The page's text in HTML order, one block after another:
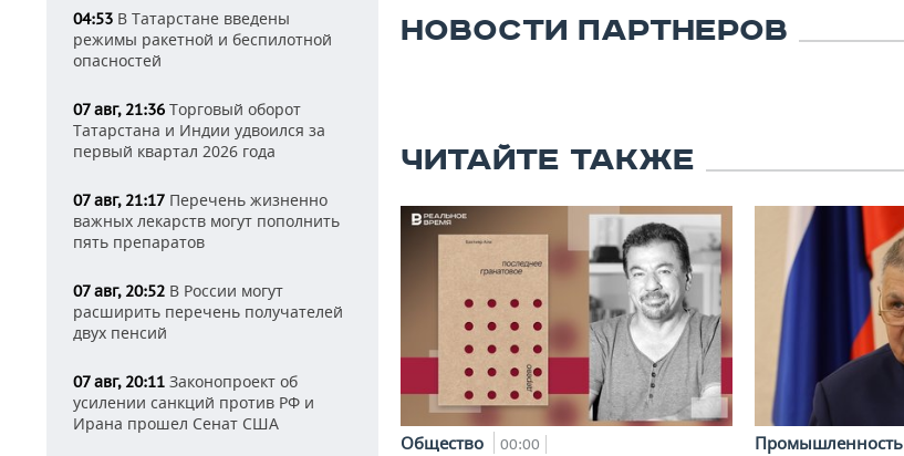
04:53 В Татарстане введены
режимы ракетной и беспилотной
опасностей
07 авг, 21:36 Торговый оборот
Татарстана и Индии удвоился за
первый квартал 2026 года
07 авг, 21:17 Перечень жизненно
важных лекарств могут пополнить
пять препаратов
07 авг, 20:52 В России могут
расширить перечень получателей
двух пенсий
07 авг, 20:11 Законопроект об
усилении санкций против РФ и
Ирана прошел Сенат США
НОВОСТИ ПАРТНЕРОВ
ЧИТАЙТЕ ТАКЖЕ
Общество 00:00 Промышленность